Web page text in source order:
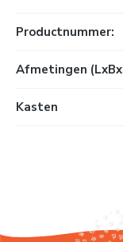
Productnummer:
Afmetingen
Kasten